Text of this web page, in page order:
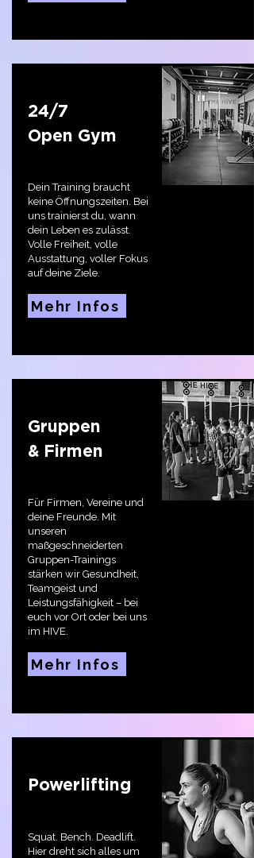
24/7
Open Gym
Dein Training braucht
keine Öffnungszeiten. Bei
uns trainierst du, wann
dein Leben es zulässt.
Volle Freiheit, volle
Ausstattung, voller Fokus
auf deine Ziele.
Mehr Infos
Gruppen
& Firmen
Für Firmen, Vereine und
deine Freunde. Mit
unseren
maßgeschneiderten
Gruppen-Trainings
stärken wir Gesundheit,
Teamgeist und
Leistungsfähigkeit – bei
euch vor Ort oder bei uns
im HIVE.
Mehr Infos
Powerlifting
Squat. Bench. Deadlift.
Hier dreht sich alles um